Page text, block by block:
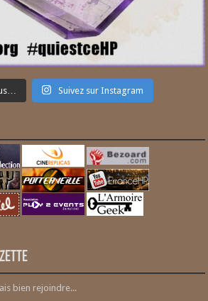
Suivez sur Instagram
bien rejoindre...